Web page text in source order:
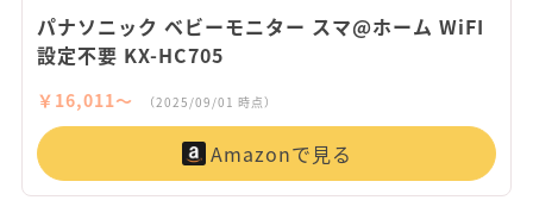
パナソニック ベビーモニター スマ@ホーム WiFI
設定不要 KX-HC705
￥16,011〜 （2025/09/01 時点）
Amazonで見る